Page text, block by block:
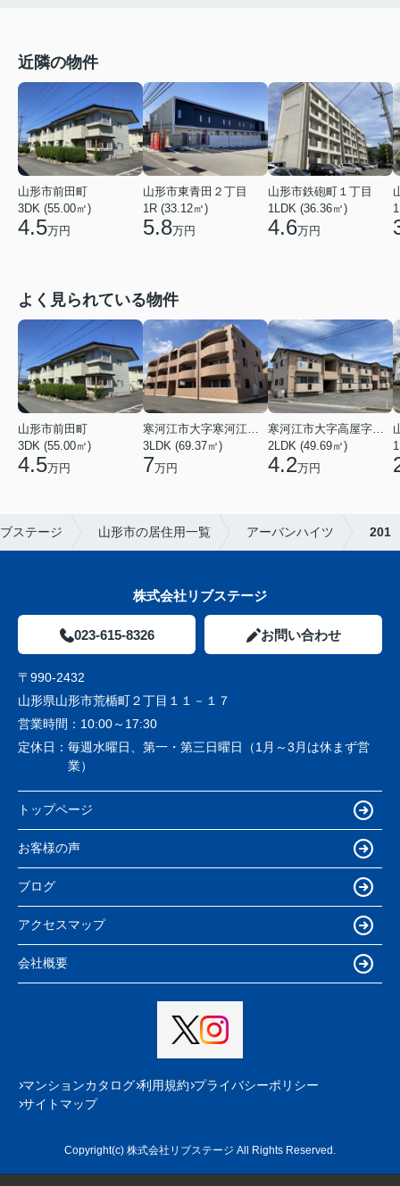
近隣の物件
山形市前田町
3DK (55.00㎡)
4.5万円
山形市東青田２丁目
1R (33.12㎡)
5.8万円
山形市鉄砲町１丁目
1LDK (36.36㎡)
4.6万円
よく見られている物件
山形市前田町
3DK (55.00㎡)
4.5万円
3LDK (69.37㎡)
7万円
2LDK (49.69㎡)
4.2万円
ステージ 山形市の居住用一覧 アーバンハイツ 201
株式会社リブステージ
023-615-8326 お問い合わせ
〒990-2432
山形県山形市荒楯町２丁目１１－１７
営業時間： 10:00～17:30
定休日： 毎週水曜日、第一・第三日曜日（1月～3月は休まず営
業）
トップページ
お客様の声
ブログ
アクセスマップ
会社概要
マンションカタログ 利用規約 プライバシーポリシー
サイトマップ
Copyright(c) 株式会社リブステージ All Rights Reserved.